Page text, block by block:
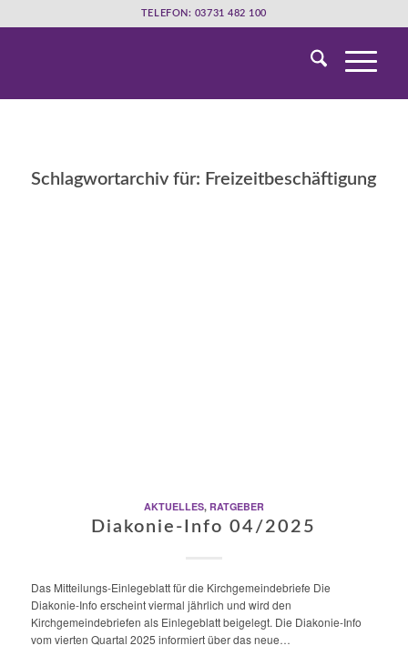
TELEFON: 03731 482 100
Schlagwortarchiv für: Freizeitbeschäftigung
AKTUELLES, RATGEBER
Diakonie-Info 04/2025
Das Mitteilungs-Einlegeblatt für die Kirchgemeindebriefe Die
Diakonie-Info erscheint viermal jährlich und wird den
Kirchgemeindebriefen als Einlegeblatt beigelegt. Die Diakonie-Info
vom vierten Quartal 2025 informiert über das neue…